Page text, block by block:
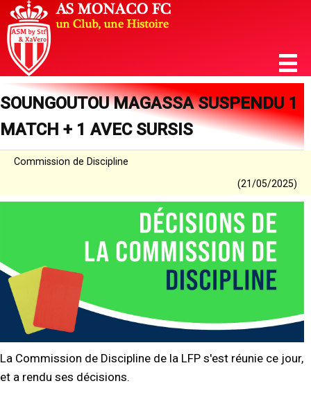
SOUNGOUTOU MAGASSA SUSPENDU 1
MATCH + 1 AVEC SURSIS
Commission de Discipline
(21/05/2025)
La Commission de Discipline de la LFP s'est réunie ce jour,
et a rendu ses décisions.